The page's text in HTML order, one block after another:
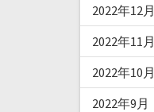
2022年12月
2022年11月
2022年10月
2022年9月